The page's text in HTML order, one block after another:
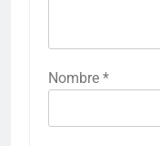
Nombre *